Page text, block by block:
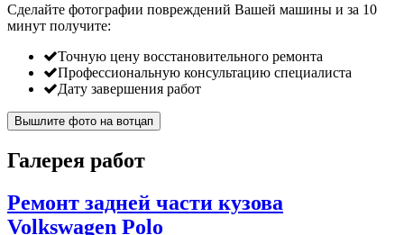
Сделайте фотографии повреждений Вашей машины и за 10
минут получите:
Точную цену восстановительного ремонта
Профессиональную консультацию специалиста
Дату завершения работ
Вышлите фото на вотцап
Галерея работ
Ремонт задней части кузова
Volkswagen Polo